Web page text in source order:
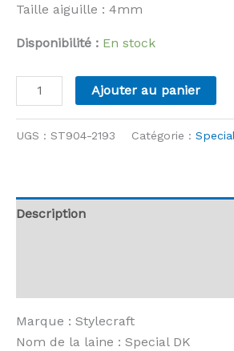
Taille aiguille : 4mm
Disponibilité : En stock
quantité
de
-
Ajouter au panier
UGS : ST904-2193 Catégorie :
Description
Marque : Stylecraft
Nom de la laine : Special DK